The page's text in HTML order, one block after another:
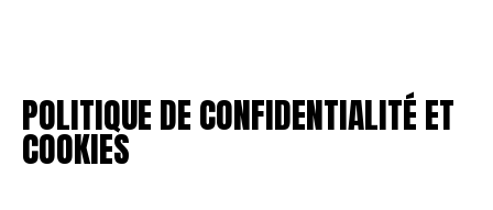
POLITIQUE DE CONFIDENTIALITÉ ET
COOKIES